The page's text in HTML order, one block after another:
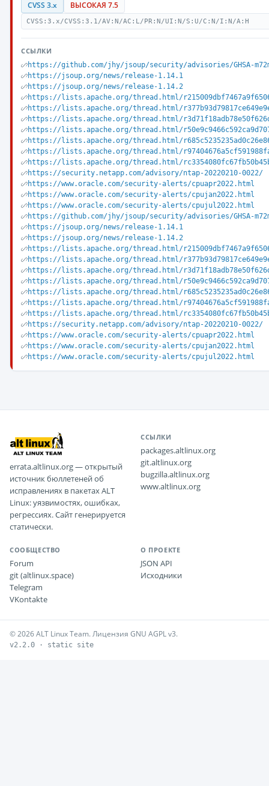
CVSS 3.x ВЫСОКАЯ 7.5
CVSS:3.x/CVSS:3.1/AV:N/AC:L/PR:N/UI:N/S:U/C:N/I:N/A:H
ССЫЛКИ
https://github.com/jhy/jsoup/security/advisories/GHSA-
https://jsoup.org/news/release-1.14.1
https://jsoup.org/news/release-1.14.2
https://lists.apache.org/thread.html/
https://lists.apache.org/thread.html/
https://lists.apache.org/thread.html/
https://lists.apache.org/thread.html/
https://lists.apache.org/thread.html/
https://lists.apache.org/thread.html/
https://lists.apache.org/thread.html/
https://security.netapp.com/advisory/ntap-20220210-0022/
https://www.oracle.com/security-alerts/cpuapr2022.html
https://www.oracle.com/security-alerts/cpujan2022.html
https://www.oracle.com/security-alerts/cpujul2022.html
https://github.com/jhy/jsoup/security/advisories/GHSA-
https://jsoup.org/news/release-1.14.1
https://jsoup.org/news/release-1.14.2
https://lists.apache.org/thread.html/
https://lists.apache.org/thread.html/
https://lists.apache.org/thread.html/
https://lists.apache.org/thread.html/
https://lists.apache.org/thread.html/
https://lists.apache.org/thread.html/
https://lists.apache.org/thread.html/
https://security.netapp.com/advisory/ntap-20220210-0022/
https://www.oracle.com/security-alerts/cpuapr2022.html
https://www.oracle.com/security-alerts/cpujan2022.html
https://www.oracle.com/security-alerts/cpujul2022.html
errata.altlinux.org — открытый
источник бюллетеней об
исправлениях в пакетах ALT
Linux: уязвимостях, ошибках,
регрессиях. Сайт генерируется
статически.
ССЫЛКИ
packages.altlinux.org
git.altlinux.org
bugzilla.altlinux.org
www.altlinux.org
СООБЩЕСТВО
Forum
git (altlinux.space)
Telegram
VKontakte
О ПРОЕКТЕ
JSON API
Исходники
© 2026 ALT Linux Team. Лицензия GNU AGPL v3.
v2.2.0 · static site